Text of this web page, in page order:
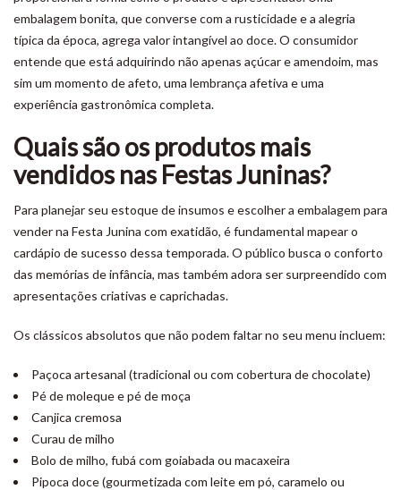
embalagem bonita, que converse com a rusticidade e a alegria
típica da época, agrega valor intangível ao doce. O consumidor
entende que está adquirindo não apenas açúcar e amendoim, mas
sim um momento de afeto, uma lembrança afetiva e uma
experiência gastronômica completa.
Quais são os produtos mais
vendidos nas Festas Juninas?
Para planejar seu estoque de insumos e escolher a embalagem para
vender na Festa Junina com exatidão, é fundamental mapear o
cardápio de sucesso dessa temporada. O público busca o conforto
das memórias de infância, mas também adora ser surpreendido com
apresentações criativas e caprichadas.
Os clássicos absolutos que não podem faltar no seu menu incluem:
Paçoca artesanal (tradicional ou com cobertura de chocolate)
Pé de moleque e pé de moça
Canjica cremosa
Curau de milho
Bolo de milho, fubá com goiabada ou macaxeira
Pipoca doce (gourmetizada com leite em pó, caramelo ou